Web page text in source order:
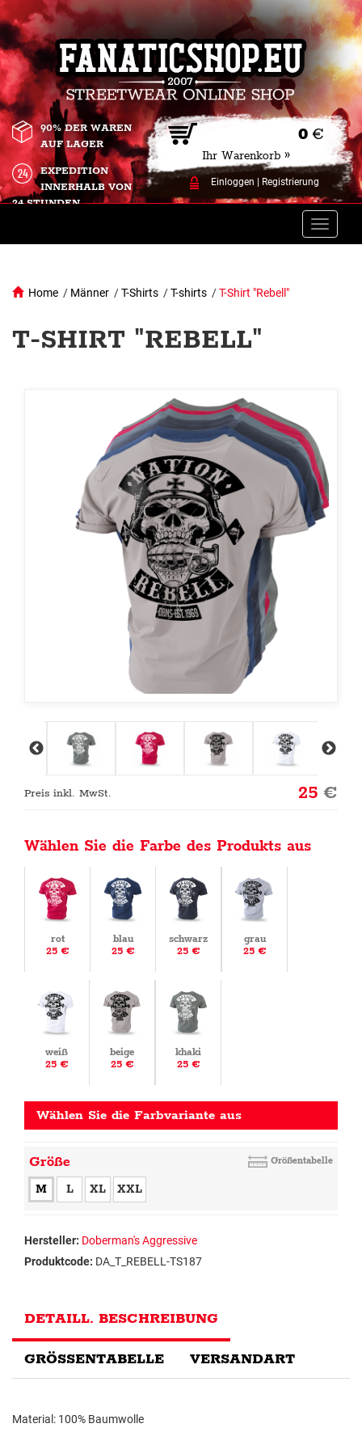
0 €
Ihr Warenkorb »
Einloggen Registrierung
90% DER WAREN
AUF LAGER
EXPEDITION
INNERHALB VON
24 STUNDEN.
Toggle
Home / Männer /T-Shirts /T-shirts /T-Shirt "Rebell"
T-SHIRT "REBELL"
Preis inkl. MwSt. 25€
Wählen Sie die Farbe des Produkts aus
rot
25 €
blau
25 €
schwarz
25 €
grau
25 €
weiß
25 €
beige
25 €
khaki
25 €
Wählen Sie die Farbvariante aus
Größe Größentabelle
M L XL XXL
Hersteller: Doberman's Aggressive
Produktcode: DA_T_REBELL-TS187
DETAILL. BESCHREIBUNG
GRÖSSENTABELLE VERSANDART
Material: 100% Baumwolle